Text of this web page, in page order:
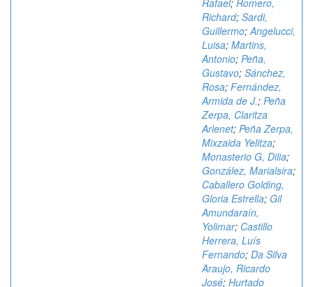
Rafael; Romero,
Richard; Sardi,
Guillermo;Angelucci,
Luisa; Martins,
Antonio; Peña,
Gustavo; Sánchez,
Rosa; Fernández,
Armida de J.; Peña
Zerpa, Claritza
Arlenet; Peña Zerpa,
Mixzaida Yelitza;
Monasterio G, Dilia;
González, Marialsira;
Caballero Golding,
Gloria Estrella; Gil
Amundaraín,
Yolimar; Castillo
Herrera, Luís
Fernando; Da Silva
Araujo, Ricardo
José; Hurtado